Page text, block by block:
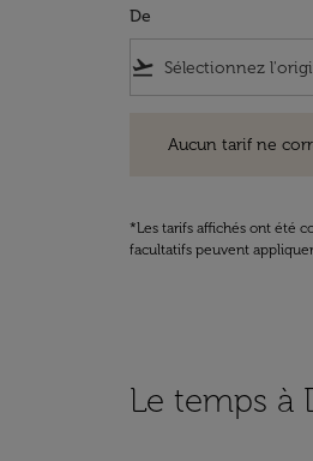
De
flight_takeoff
Aucun tarif ne
*Les tarifs affichés ont été
facultatifs peuvent
Le temps à